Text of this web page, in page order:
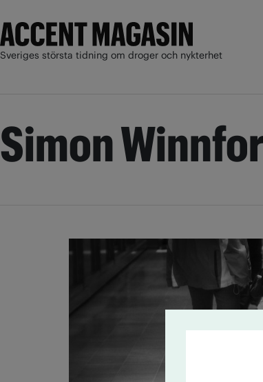
Sveriges största tidning om droger och nykterhet
Simon